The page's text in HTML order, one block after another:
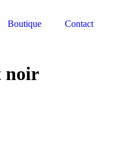
Boutique Contact
noir